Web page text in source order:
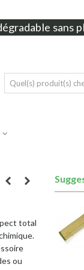
sans
total
ou